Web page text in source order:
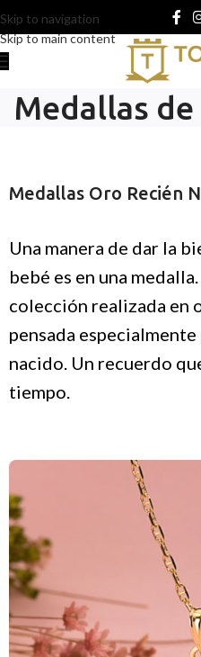
Skip to navigation
Skip to main content
Medallas
Medallas Oro Recién
Una manera de dar la
bebé es en una
colección realizada en
pensada
nacido. Un recuerdo
tiempo.